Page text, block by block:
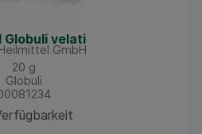
Globuli velati
GmbH
20 g
Globuli